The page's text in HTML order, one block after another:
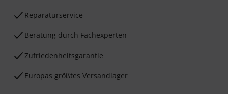
Reparaturservice
Beratung durch Fachexperten
Zufriedenheitsgarantie
Europas größtes Versandlager